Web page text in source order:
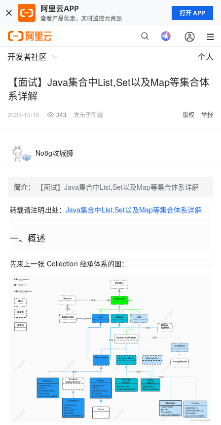
打开 APP
开发者社区 个人
【面试】Java集合中List,Set以及Map等集合体
系详解
2023-10-15 343 发布于新疆 版权 举报
No8g攻城狮
简介： 【面试】Java集合中List,Set以及Map等集合体系详解
转载请注明出处： Java集合中List,Set以及Map等集合体系详解
一、概述
先来上一张 Collection 继承体系的图：